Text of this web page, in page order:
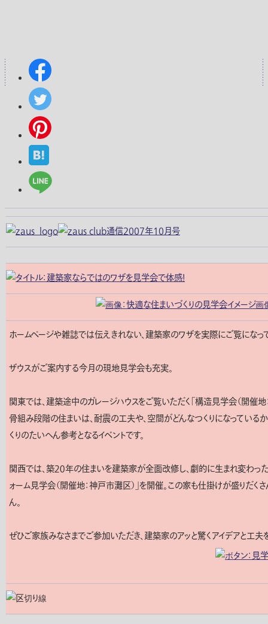
ホームページや雑誌では伝えきれない、建築家のワザを実際にご覧になっ
ザウスがご案内する今月の現地見学会も充実。
関東では、建築途中のガレージハウスをご覧いただく「構造見学会（開催地
骨組み段階の住まいは、耐震の工夫や、空間がどんなつくりになっている
くりのたいへん参考となるイベントです。
関西では、築２０年の住まいを建築家が全面改修し、劇的に生まれ変わっ
ォーム見学会（開催地：神戸市灘区）」を開催。この家も仕掛けが盛りだく
ん。
ぜひご家族みなさまでご参加いただき、建築家のアッと驚くアイデアと工夫